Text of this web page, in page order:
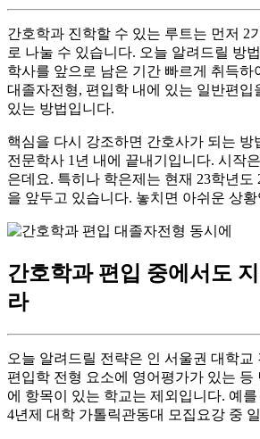
간호학과 진학할 수 있는 루트는 먼저 2
로 나눌 수 있습니다. 오늘 알려드릴 방
학사를 앞으로 남은 기간 빠르게 취득하
대졸자전형, 편입학 내에 있는 일반편입
있는 방법입니다.
핵심을 다시 강조하면 간호사가 되는 방
전문학사 1년 내에 끝내기입니다. 시작
은데요. 특히나 학은제는 현재 23학년도
을 앞두고 있습니다. 놓치면 아쉬운 상
간호학과 편입 중에서도
라
오늘 알려드릴 전략은 인 서울권 대학교
편입학 전형 요소에 영어평가가 있는 등
에 항목이 있는 학교는 제외입니다. 예
4년제 대학 가톨릭관동대 모집요강 중